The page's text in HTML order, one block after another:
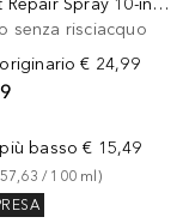
senza risciacquo
€ 24,99
basso € 15,49
57,63 / 100 ml)